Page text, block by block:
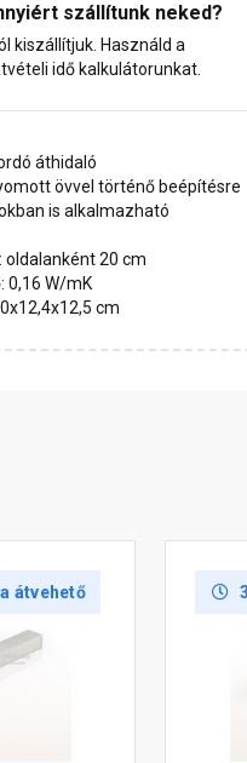
szállítunk neked?
kiszállítjuk. Használd a
idő kalkulátorunkat.
áthidaló
övvel történő beépítésre
is alkalmazható
oldalanként 20 cm
0,16 W/mK
cm
átvehető